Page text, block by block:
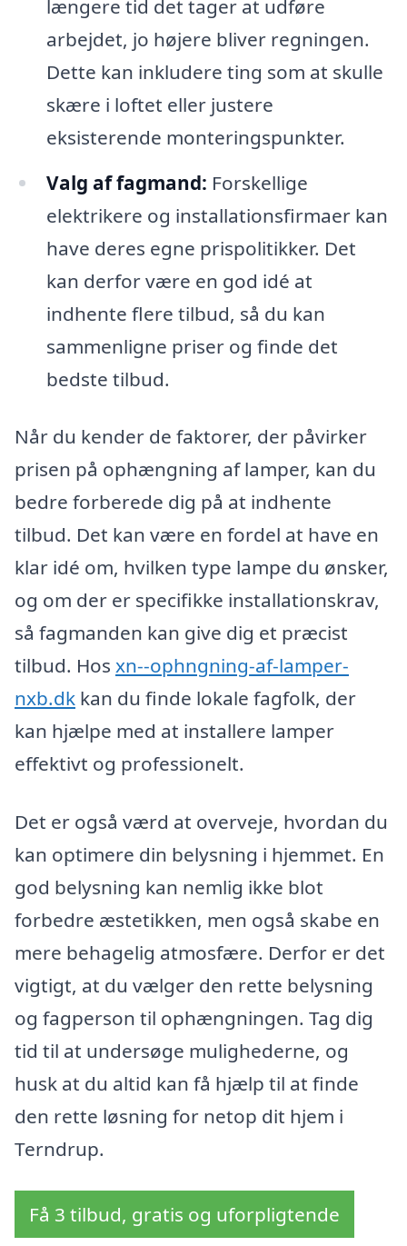
længere tid det tager at udføre
arbejdet, jo højere bliver regningen.
Dette kan inkludere ting som at skulle
skære i loftet eller justere
eksisterende monteringspunkter.
Valg af fagmand: Forskellige
elektrikere og installationsfirmaer kan
have deres egne prispolitikker. Det
kan derfor være en god idé at
indhente flere tilbud, så du kan
sammenligne priser og finde det
bedste tilbud.
Når du kender de faktorer, der påvirker
prisen på ophængning af lamper, kan du
bedre forberede dig på at indhente
tilbud. Det kan være en fordel at have en
klar idé om, hvilken type lampe du ønsker,
og om der er specifikke installationskrav,
så fagmanden kan give dig et præcist
tilbud. Hos xn--ophngning-af-lamper-
nxb.dk kan du finde lokale fagfolk, der
kan hjælpe med at installere lamper
effektivt og professionelt.
Det er også værd at overveje, hvordan du
kan optimere din belysning i hjemmet. En
god belysning kan nemlig ikke blot
forbedre æstetikken, men også skabe en
mere behagelig atmosfære. Derfor er det
vigtigt, at du vælger den rette belysning
og fagperson til ophængningen. Tag dig
tid til at undersøge mulighederne, og
husk at du altid kan få hjælp til at finde
den rette løsning for netop dit hjem i
Terndrup.
Få 3 tilbud, gratis og uforpligtende